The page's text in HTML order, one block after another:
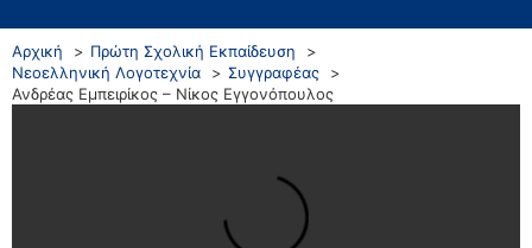
Αρχική
Πρώτη Σχολική Εκπαίδευση
Νεοελληνική Λογοτεχνία
Συγγραφέας
Ανδρέας Εμπειρίκος – Νίκος Εγγονόπουλος